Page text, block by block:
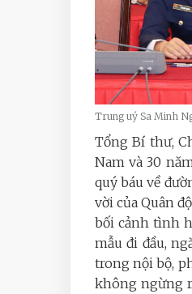
Trung uý Sa Minh
Tổng Bí thư,
Nam và 30
quý báu về
vời của Quân
bối cảnh tình
mẫu đi đầu,
trong nội bộ,
không ngừng